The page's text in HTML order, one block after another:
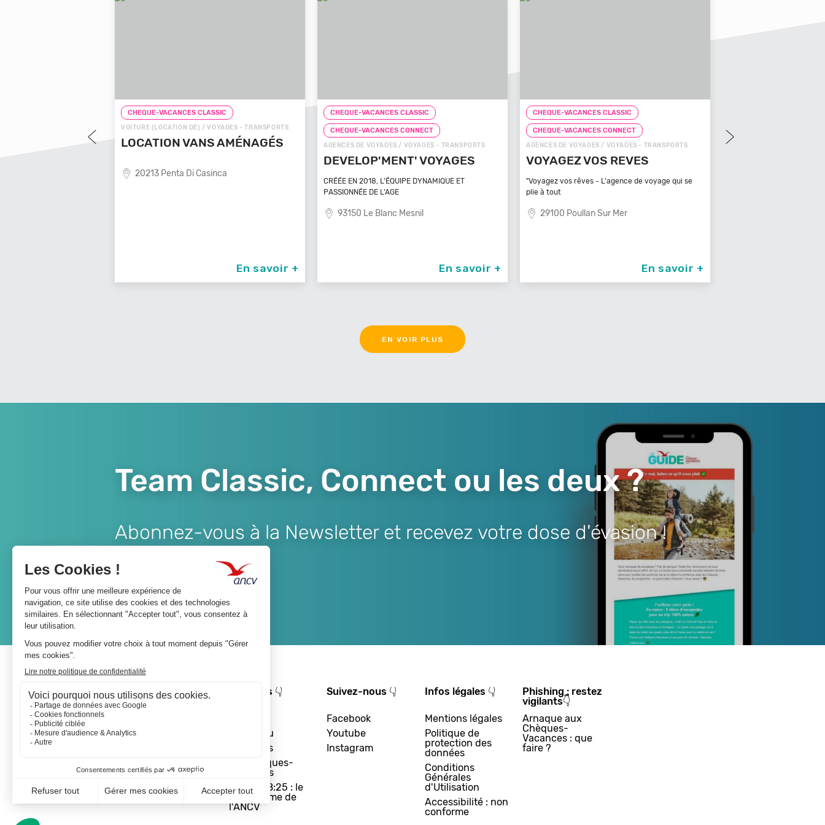
CHEQUE-VACANCES CLASSIC
VOITURE (LOCATION DE) / VOYAGES - TRANSPORTS
LOCATION VANS AMÉNAGÉS
20213 Penta Di Casinca
En savoir +
CHEQUE-VACANCES CLASSIC
CHEQUE-VACANCES CONNECT
AGENCES DE VOYAGES / VOYAGES - TRANSPORTS
DEVELOP'MENT' VOYAGES
CRÉÉE EN 2018, L'ÉQUIPE DYNAMIQUE ET
PASSIONNÉE DE L'AGE
93150 Le Blanc Mesnil
En savoir +
CHEQUE-VACANCES CLASSIC
CHEQUE-VACANCES CONNECT
AGENCES DE VOYAGES / VOYAGES - TRANSPORTS
VOYAGEZ VOS REVES
"Voyagez vos rêves - L'agence de voyage qui se
29100 Poullan Sur Mer
En savoir +
CHEQUE-VACANCES CONNECT
ZOOS, RÉSERVES / ARTS - CULTURE -
MAURES
EN VOIR PLUS
Team Classic, Connect ou les deux ?
Abonnez-vous à la Newsletter et recevez votre dose d'évasion !
A propos 👇
Le réseau
Les actus
Les Chèques-
Vacances
Départ 18:25 : le
programme de
l'ANCV
Suivez-nous 👇
Facebook
Youtube
Instagram
Infos légales 👇
Mentions légales
Politique de
protection des
données
Conditions
Générales
d'Utilisation
Accessibilité : non
conforme
Phishing : restez
vigilants👇
Arnaque aux
Chèques-
Vacances : que
faire ?